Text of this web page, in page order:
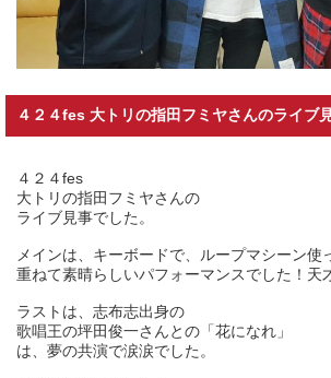
４２４fes 大トリの指田フミヤさんのライブ
４２４fes
大トリの指田フミヤさんの
ライブ見事でした。
メインは、キーボードで、ループマシーン使
重ねて素晴らしいパフォーマンスでした！天
ラストは、志布志出身の
歌唱王の坪田俊一さんとの「花になれ」
は、夢の共演で涙涙でした。